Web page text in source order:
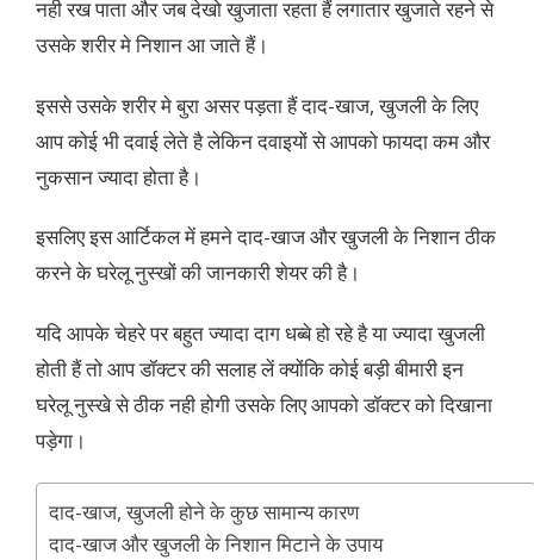
नही रख पाता और जब देखो खुजाता रहता हैं लगातार खुजाते रहने से
उसके शरीर मे निशान आ जाते हैं।
इससे उसके शरीर मे बुरा असर पड़ता हैं दाद-खाज, खुजली के लिए
आप कोई भी दवाई लेते है लेकिन दवाइयों से आपको फायदा कम और
नुकसान ज्यादा होता है।
इसलिए इस आर्टिकल में हमने दाद-खाज और खुजली के निशान ठीक
करने के घरेलू नुस्खों की जानकारी शेयर की है।
यदि आपके चेहरे पर बहुत ज्यादा दाग धब्बे हो रहे है या ज्यादा खुजली
होती हैं तो आप डॉक्टर की सलाह लें क्योंकि कोई बड़ी बीमारी इन
घरेलू नुस्खे से ठीक नही होगी उसके लिए आपको डॉक्टर को दिखाना
पड़ेगा।
दाद-खाज, खुजली होने के कुछ सामान्य कारण
दाद-खाज और खुजली के निशान मिटाने के उपाय